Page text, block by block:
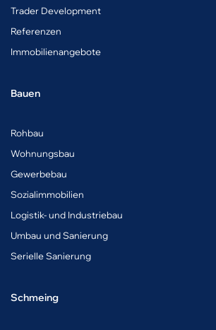
Trader Development
Referenzen
Immobilienangebote
Bauen
Rohbau
Wohnungsbau
Gewerbebau
Sozialimmobilien
Logistik- und Industriebau
Umbau und Sanierung
Serielle Sanierung
Schmeing